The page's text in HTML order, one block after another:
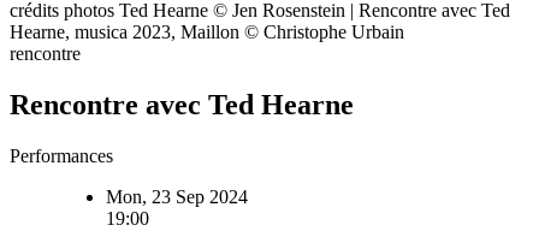
crédits photos Ted Hearne © Jen Rosenstein | Rencontre avec Ted
Hearne, musica 2023, Maillon © Christophe Urbain
rencontre
Rencontre avec Ted Hearne
Performances
Mon, 23 Sep 2024
19:00